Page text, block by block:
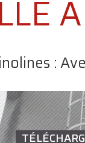
: